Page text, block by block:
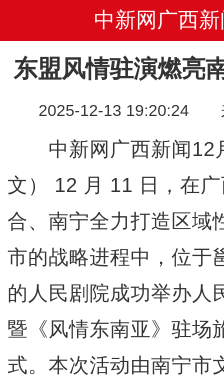
中新网广西新
东盟风情驻演燃亮
2025-12-13 19:20:24
中新网广西新闻12
文） 12 月 11 日，在
合、南宁全力打造区域
市的战略进程中，位于
的人民剧院成功举办人
暨《风情东南亚》驻场
式。本次活动由南宁市